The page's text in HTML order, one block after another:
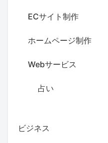
ECサイト制作
ホームページ制作
Webサービス
占い
ビジネス